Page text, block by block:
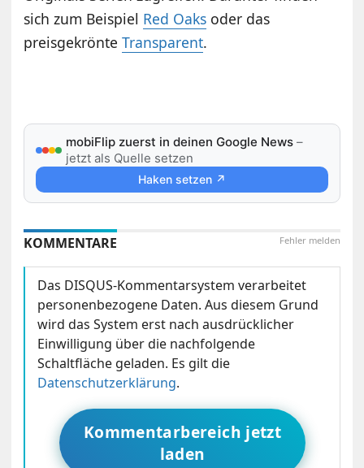
sich zum Beispiel Red Oaks oder das
preisgekrönteTransparent.
mobiFlip zuerst in deinen Google News –
jetzt als Quelle setzen
Haken setzen ↗
Fehler melden
KOMMENTARE
Das DISQUS-Kommentarsystem verarbeitet
personenbezogene Daten. Aus diesem Grund
wird das System erst nach ausdrücklicher
Einwilligung über die nachfolgende
Schaltfläche geladen. Es gilt die
Datenschutzerklärung.
Kommentarbereich jetzt
laden